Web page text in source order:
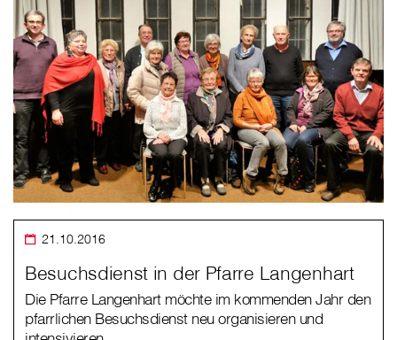
21.10.2016
Besuchsdienst in der Pfarre Langenhart
Die Pfarre Langenhart möchte im kommenden Jahr den
pfarrlichen Besuchsdienst neu organisieren und